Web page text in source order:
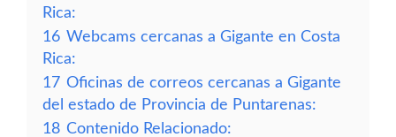
Rica:
16 Webcams cercanas a Gigante en Costa
Rica:
17 Oficinas de correos cercanas a Gigante
del estado de Provincia de Puntarenas:
18 Contenido Relacionado: